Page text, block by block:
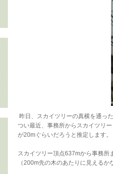
昨日、スカイツリーの真横を通っ
つい最近、事務所からスカイツリ
が20mぐらいだろうと推定します。
スカイツリー頂点637mから事務所
（200m先の木のあたりに見えるか